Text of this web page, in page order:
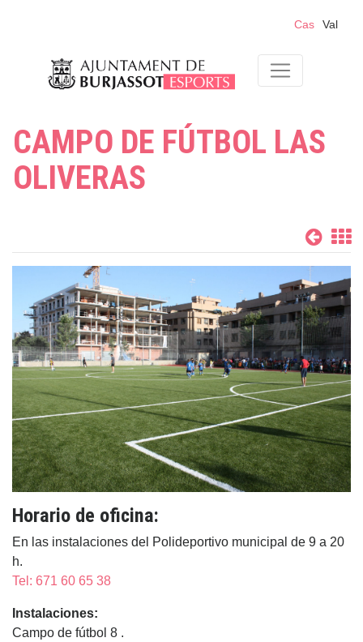
Cas Val
CAMPO DE FÚTBOL LAS
OLIVERAS
Horario de oficina:
En las instalaciones del Polideportivo municipal de 9 a 20
h.
Tel: 671 60 65 38
Instalaciones:
Campo de fútbol 8 .